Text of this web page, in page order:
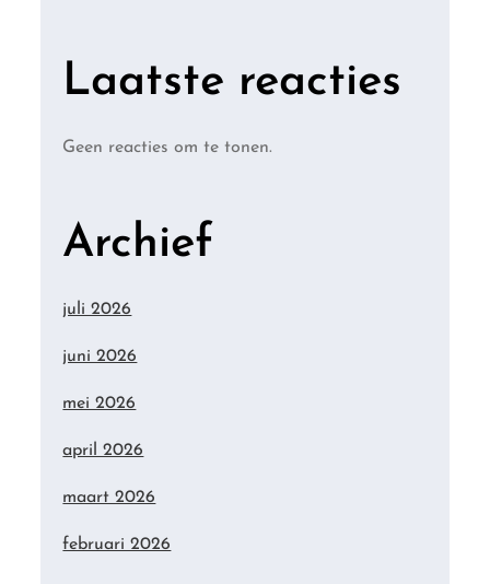
Laatste reacties
Geen reacties om te tonen.
Archief
juli 2026
juni 2026
mei 2026
april 2026
maart 2026
februari 2026